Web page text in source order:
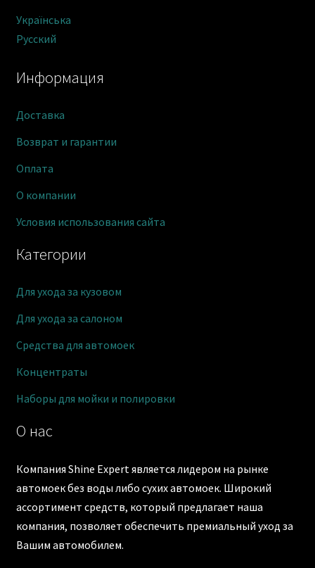
О нас
Компания Shine Expert является лидером на рынке
автомоек без воды либо сухих автомоек. Широкий
ассортимент средств, который предлагает наша
компания, позволяет обеспечить премиальный уход за
Вашим автомобилем.
Категории
Для ухода за кузовом
Для ухода за салоном
Средства для автомоек
Концентраты
Наборы для мойки и полировки
Информация
Доставка
Возврат и гарантии
Оплата
О компании
Условия использования сайта
Українська
Русский